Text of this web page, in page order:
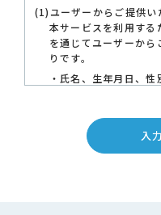
(1)ユーザーからご提供い
本サービスを利用する
を通じてユーザーか
りです。
・氏名、生年月日、
・ユーザーの肖像を含